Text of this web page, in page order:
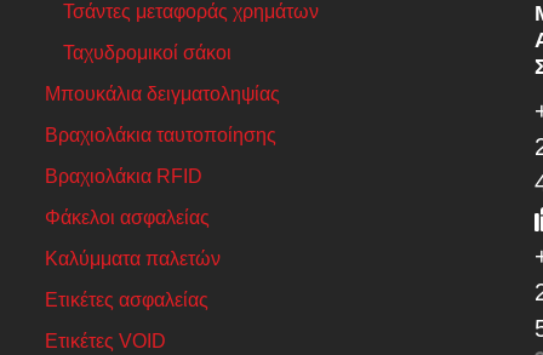
Τσάντες μεταφοράς χρημάτων
Ταχυδρομικοί σάκοι
Μπουκάλια δειγματοληψίας
Βραχιολάκια ταυτοποίησης
Βραχιολάκια RFID
Φάκελοι ασφαλείας
Καλύμματα παλετών
Ετικέτες ασφαλείας
Ετικέτες VOID